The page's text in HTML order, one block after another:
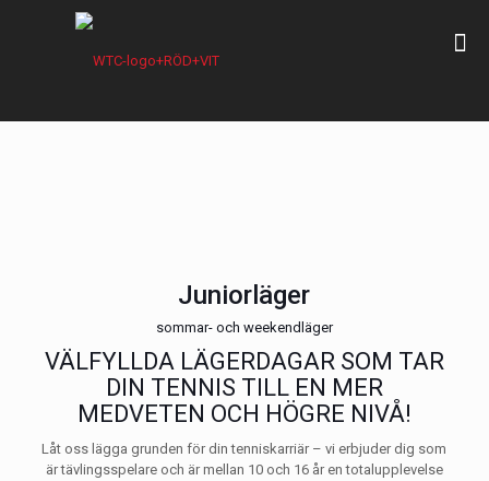
Juniorläger
sommar- och weekendläger
VÄLFYLLDA LÄGERDAGAR SOM TAR
DIN TENNIS TILL EN MER
MEDVETEN OCH HÖGRE NIVÅ!
Låt oss lägga grunden för din tenniskarriär – vi erbjuder dig som
är tävlingsspelare och är mellan 10 och 16 år en totalupplevelse